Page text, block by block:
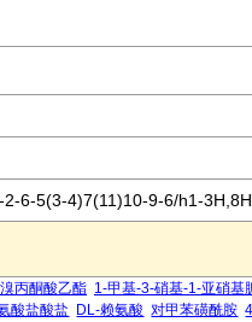
2-6-5(3-4)7(11)10-9-6/h1-
丙酮酸乙酯 1-甲基-3-硝基-1-亚硝基
酸盐酸盐 DL-赖氨酸 对甲苯磺酰胺